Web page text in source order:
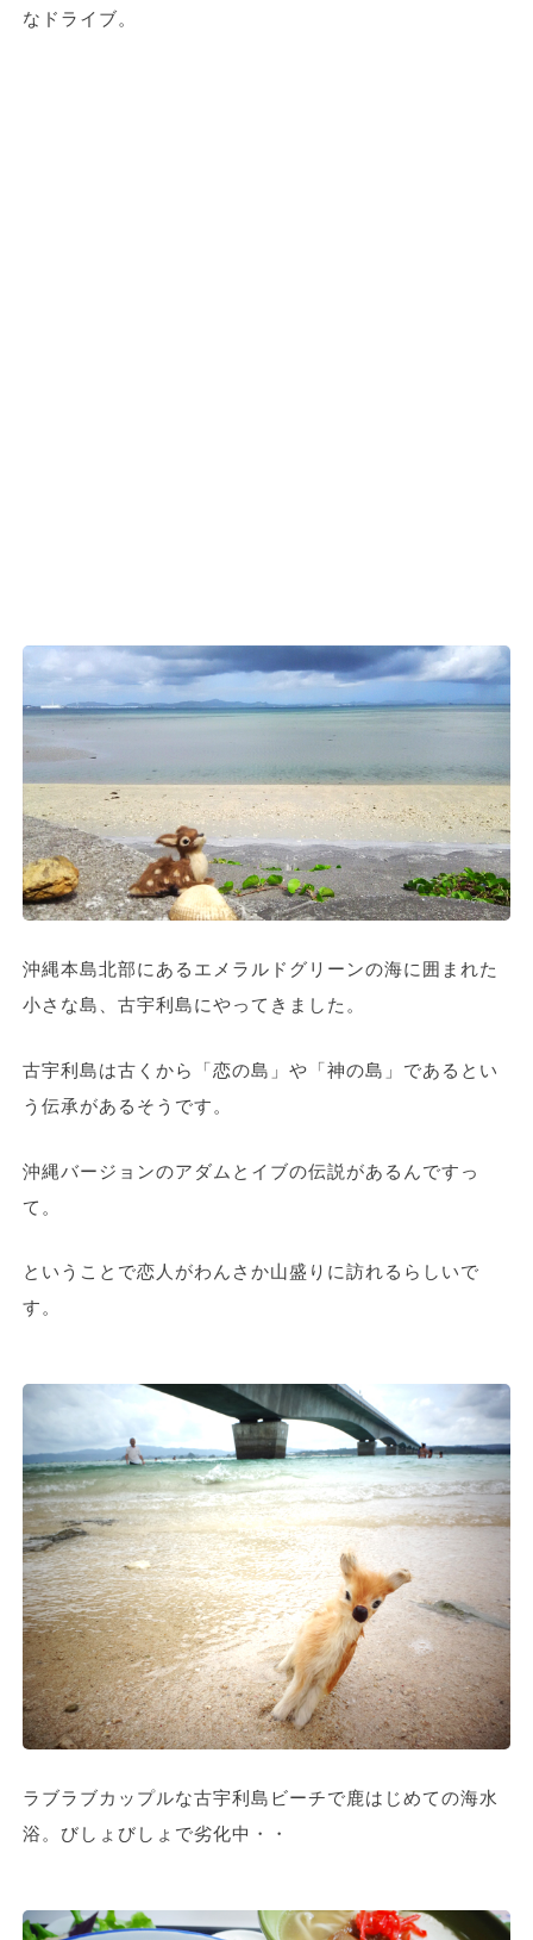
なドライブ。
沖縄本島北部にあるエメラルドグリーンの海に囲まれた
小さな島、古宇利島にやってきました。
古宇利島は古くから「恋の島」や「神の島」であるとい
う伝承があるそうです。
沖縄バージョンのアダムとイブの伝説があるんですっ
て。
ということで恋人がわんさか山盛りに訪れるらしいで
す。
ラブラブカップルな古宇利島ビーチで鹿はじめての海水
浴。びしょびしょで劣化中・・